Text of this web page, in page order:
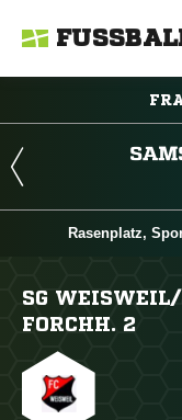
Rasenplatz,
SG
FORCHH. 2